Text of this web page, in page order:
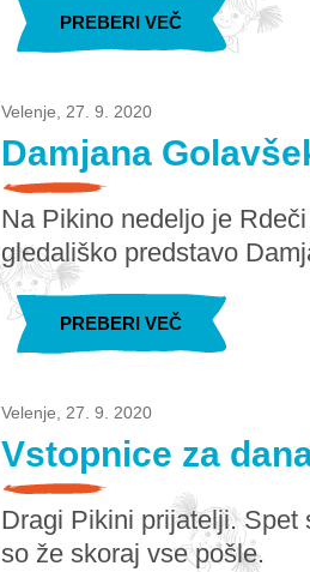
PREBERI VEČ
Velenje, 27. 9. 2020
Damjana
Na Pikino nedeljo je
gledališko predstavo
PREBERI VEČ
Velenje, 27. 9. 2020
Vstopnice za
Dragi Pikini prijatelji. Spet
so že skoraj vse pošle.